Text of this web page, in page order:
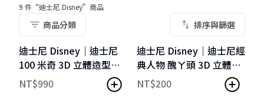
9 件“迪士尼 Disney”商品
商品分類 排序與篩選
迪士尼 Disney｜迪士尼
100 米奇 3D 立體造型款
（隨附收藏編號卡）
NT$990
迪士尼 Disney｜迪士尼經
典人物 醜ㄚ頭 3D 立體造
型一卡通
NT$200